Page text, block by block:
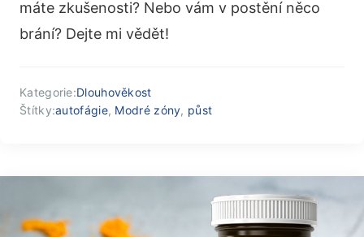
máte zkušenosti? Nebo vám v postění něco
brání? Dejte mi vědět!
Kategorie:Dlouhověkost
Štítky:autofágie, Modré zóny, půst